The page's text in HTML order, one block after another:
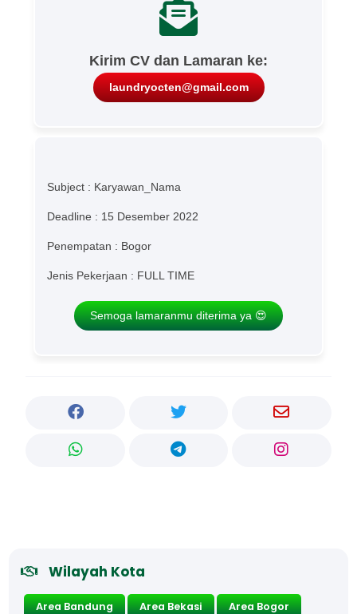
Kirim CV dan Lamaran ke:
laundryocten@gmail.com
Subject : Karyawan_Nama
Deadline : 15 Desember 2022
Penempatan : Bogor
Jenis Pekerjaan : FULL TIME
Semoga lamaranmu diterima ya 😍
Wilayah Kota
Area Bandung Area Bekasi
Area Bogor